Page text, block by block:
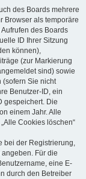
des Boards mehrere
Browser als temporäre
des Boards
ID Ihrer Sitzung
können),
(zur Markierung
sind) sowie
(sofern Sie nicht
Benutzer-ID, ein
gespeichert. Die
einem Jahr. Alle
Cookies löschen“
bei der Registrierung,
Für die
eine E-
durch den Betreiber